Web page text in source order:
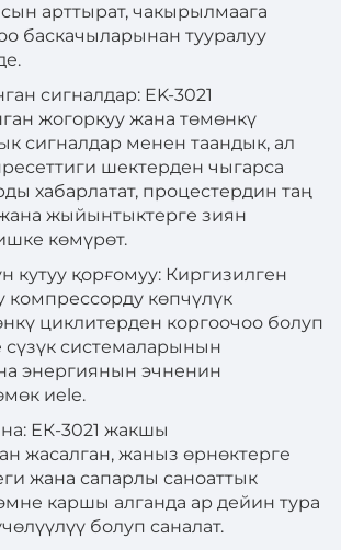
арттырат, чакырылмаага
баскачыларынан тууралуу
сигналдар: EK-3021
жогоркуу жана төмөнкү
сигналдар менен таандык, ал
шектерден чыгарса
хабарлатат, процестердин таң
жыйынтыктерге зиян
көмүрөт.
кутуу қорғомуу: Киргизилген
компрессорду көпчүлүк
циклитерден коргоочоо болуп
сүзүк системаларынын
энергиянын эчненин
иele.
ЕК-3021 жакшы
жасалган, жаныз өрнөктерге
жана сапарлы саноаттык
каршы алганда ар дейин тура
болуп саналат.